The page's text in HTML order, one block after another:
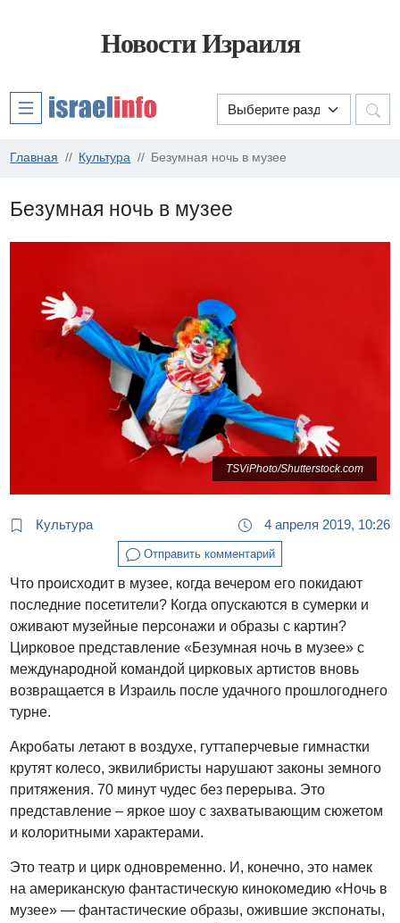
Новости Израиля
Главная Культура Безумная ночь в музее
Безумная ночь в музее
TSViPhoto/Shutterstock.com
Культура 4 апреля 2019, 10:26
Отправить комментарий
Что происходит в музее, когда вечером его покидают
последние посетители? Когда опускаются в сумерки и
оживают музейные персонажи и образы с картин?
Цирковое представление «Безумная ночь в музее» с
международной командой цирковых артистов вновь
возвращается в Израиль после удачного прошлогоднего
турне.
Акробаты летают в воздухе, гуттаперчевые гимнастки
крутят колесо, эквилибристы нарушают законы земного
притяжения. 70 минут чудес без перерыва. Это
представление – яркое шоу с захватывающим сюжетом
и колоритными характерами.
Это театр и цирк одновременно. И, конечно, это намек
на американскую фантастическую кинокомедию «Ночь в
музее» — фантастические образы, ожившие экспонаты,